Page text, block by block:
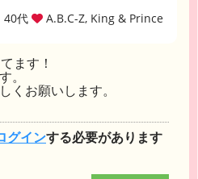
40代
A.B.C-Z, King & Prince
ます！
。
くお願いします。
グインする必要があります